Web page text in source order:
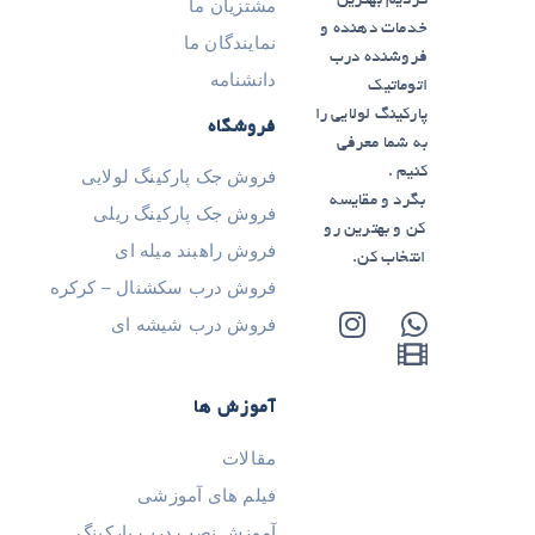
خدمات دهنده و
فروشنده درب
اتوماتیک
پارکینگ لولایی را
به شما معرفی
کنیم .
بگرد و مقایسه
کن و بهترین رو
انتخاب کن.
مشتزیان ما
نمایندگان ما
دانشنامه
فروشگاه
فروش جک پارکینگ لولایی
فروش جک پارکینگ ریلی
فروش راهبند میله ای
فروش درب سکشنال – کرکره
فروش درب شیشه ای
آموزش ها
مقالات
فیلم های آموزشی